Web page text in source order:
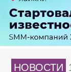
НОВОСТИ